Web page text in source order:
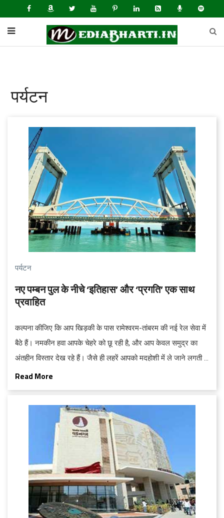
पर्यटन
पर्यटन
नए पम्बन पुल के नीचे ‘इतिहास’ और ‘प्रगति’ एक साथ
प्रवाहित
कल्पना कीजिए कि आप खिड़की के पास रामेश्वरम-तांबरम की नई रेल सेवा में
बैठे हैं। नमकीन हवा आपके चेहरे को छू रही है, और आप केवल समुद्र का
अंतहीन विस्तार देख रहे हैं। जैसे ही लहरें आपको मदहोशी में ले जाने लगती हैं,
एक आश्चर्यजनक स्टील संरचना दिखाई देती है, जैसा कि आप फिल्मों में देखते
हैं। यह है नया पम्बन ब्रिज, और यह भारत द्वारा पहले कभी बनाए गए किसी भी
पुल से अलग है।
Read More